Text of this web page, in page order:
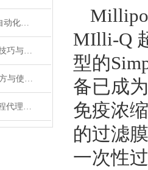
TEDPella服务与实验室自动化设备的整合
Megazyme试剂盒的使用技巧与实验优化方法
Teknova培养基的优化配方与使用技巧
glycotech 01-059 广州鸿程代理：开启糖生物学研究新征程
MIlli-Q
型的
备已成
免疫浓
的过滤
一次性